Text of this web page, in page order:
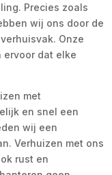
Precies zoals
wij ons door de
Onze
ervoor dat elke
met
en snel een
wij een
Verhuizen met ons
rust en